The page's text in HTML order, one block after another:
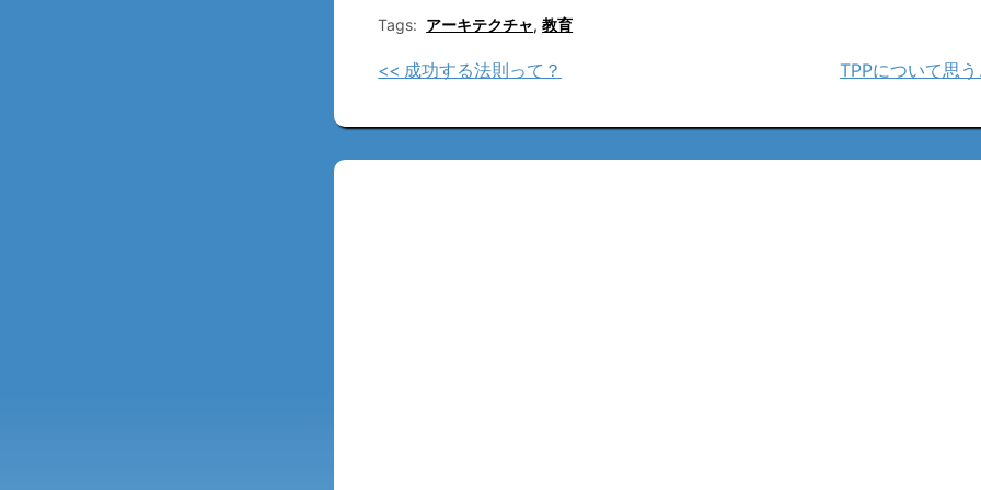
Tags: アーキテクチャ,教育
<< 成功する法則って？ TPPについて思